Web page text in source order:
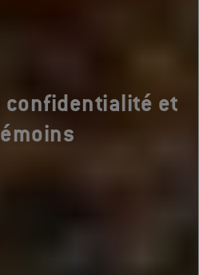
confidentialité et